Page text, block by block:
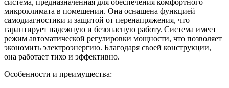
система, предназначенная для обеспечения комфортного
микроклимата в помещении. Она оснащена функцией
самодиагностики и защитой от перенапряжения, что
гарантирует надежную и безопасную работу. Система имеет
режим автоматической регулировки мощности, что позволяет
экономить электроэнергию. Благодаря своей конструкции,
она работает тихо и эффективно.
Особенности и преимущества: